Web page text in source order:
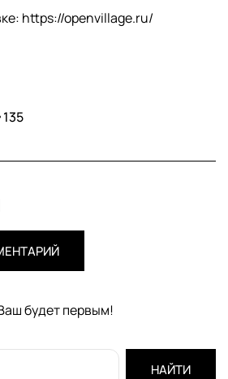
https://openvillage.ru/
135
будет первым!
НАЙТИ